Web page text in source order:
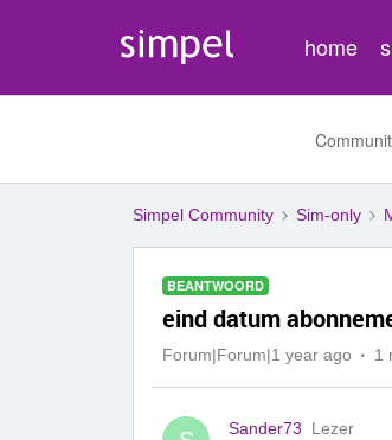
home
Simpel Community Sim-only
BEANTWOORD
eind datum
Forum|Forum|1 year ago 1
Sander73 Lezer